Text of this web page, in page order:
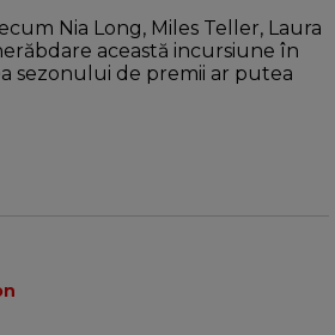
Nia Long, Miles Teller, Laura
această incursiune în
sezonului de premii ar putea